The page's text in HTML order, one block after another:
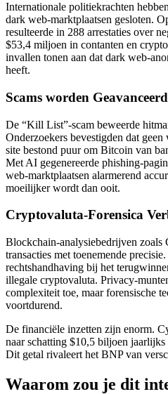
Internationale politiekrachten
dark web-marktplaatsen gesloten.
resulteerde in 288 arrestaties over
$53,4 miljoen in contanten en
invallen tonen aan dat dark web-
heeft.
Scams worden
De “Kill List”-scam beweerde
Onderzoekers bevestigden dat
site bestond puur om Bitcoin van
Met AI gegenereerde phishing-
web-marktplaatsen alarmerend
moeilijker wordt dan ooit.
Cryptovaluta-Forensica
Blockchain-analysiebedrijven zoals
transacties met toenemende
rechtshandhaving bij het
illegale cryptovaluta. Privacy-
complexiteit toe, maar forensische
voortdurend.
De financiële inzetten zijn enorm.
naar schatting $10,5 biljoen
Dit getal rivaleert het BNP van
Waarom zou je dit